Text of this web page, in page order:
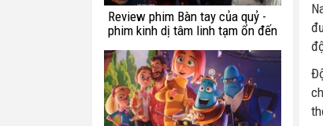
Review phim Bàn tay của quỷ -
phim kinh dị tâm linh tạm ổn đến